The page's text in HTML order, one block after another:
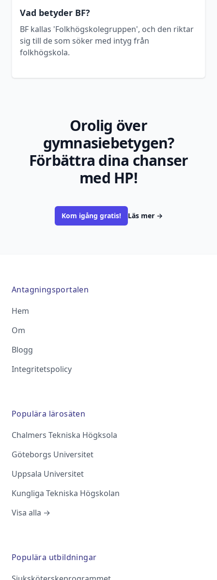
Vad betyder BF?
BF kallas 'Folkhögskolegruppen', och den riktar
sig till de som söker med intyg från
folkhögskola.
Orolig över
gymnasiebetygen?
Förbättra dina chanser
med HP!
Kom igång gratis! Läs mer →
Antagningsportalen
Hem
Om
Blogg
Integritetspolicy
Populära lärosäten
Chalmers Tekniska Högksola
Göteborgs Universitet
Uppsala Universitet
Kungliga Tekniska Högskolan
Visa alla →
Populära utbildningar